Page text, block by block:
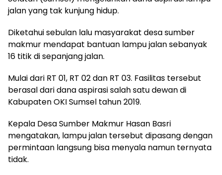
jalan yang tak kunjung hidup.
Diketahui sebulan lalu masyarakat desa sumber
makmur mendapat bantuan lampu jalan sebanyak
16 titik di sepanjang jalan.
Mulai dari RT 01, RT 02 dan RT 03. Fasilitas tersebut
berasal dari dana aspirasi salah satu dewan di
Kabupaten OKI Sumsel tahun 2019.
Kepala Desa Sumber Makmur Hasan Basri
mengatakan, lampu jalan tersebut dipasang dengan
permintaan langsung bisa menyala namun ternyata
tidak.